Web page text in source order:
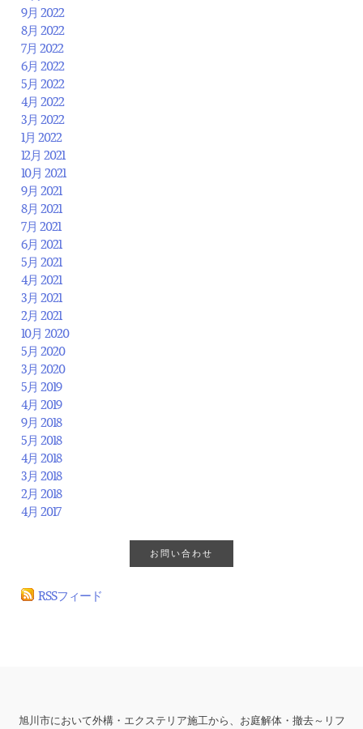
9月 2022
8月 2022
7月 2022
6月 2022
5月 2022
4月 2022
3月 2022
1月 2022
12月 2021
10月 2021
9月 2021
8月 2021
7月 2021
6月 2021
5月 2021
4月 2021
3月 2021
2月 2021
10月 2020
5月 2020
3月 2020
5月 2019
4月 2019
9月 2018
5月 2018
4月 2018
3月 2018
2月 2018
4月 2017
お問い合わせ
RSSフィード
旭川市において外構・エクステリア施工から、お庭解体・撤去～リフ